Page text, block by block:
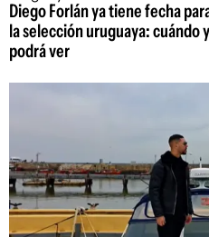
Diego Forlán ya tiene fecha
la selección uruguaya: cuándo
podrá ver